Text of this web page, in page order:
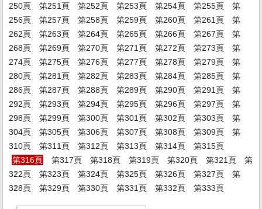
250頁
第251頁 第252頁 第253頁 第254頁 第255頁
第
256頁
第257頁 第258頁 第259頁 第260頁 第261頁
第
262頁
第263頁 第264頁 第265頁 第266頁 第267頁
第
268頁
第269頁 第270頁 第271頁 第272頁 第273頁
第
274頁
第275頁 第276頁 第277頁 第278頁 第279頁
第
280頁
第281頁 第282頁 第283頁 第284頁 第285頁
第
286頁
第287頁 第288頁 第289頁 第290頁 第291頁
第
292頁
第293頁 第294頁 第295頁 第296頁 第297頁
第
298頁
第299頁 第300頁 第301頁 第302頁 第303頁
第
304頁
第305頁 第306頁 第307頁 第308頁 第309頁
第
310頁
第311頁 第312頁 第313頁 第314頁
第315頁
第316頁
第317頁 第318頁 第319頁 第320頁 第321頁
第
322頁
第323頁 第324頁 第325頁 第326頁 第327頁
第
328頁
第329頁 第330頁 第331頁 第332頁 第333頁